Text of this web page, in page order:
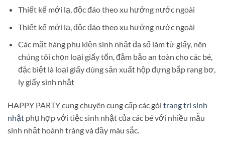
Thiết kế mới lạ, độc đáo theo xu hướng nước ngoài
Thiết kế mới lạ, độc đáo theo xu hướng nước ngoài
Các mặt hàng phụ kiện sinh nhật đa số làm từ giấy, nên
chúng tôi chọn loại giấy tốn, đảm bảo an toàn cho các bé,
đặc biệt là loại giấy dùng sản xuất hộp đựng bắp rang bơ,
ly giấy sinh nhật
HAPPY PARTY cung chuyên cung cấp các gói trang trí sinh
nhật phụ hợp với tiệc sinh nhật của các bé với nhiều mẫu
sinh nhật hoành tráng và đầy màu sắc.